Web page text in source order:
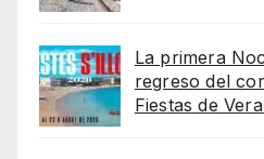
La primera
regreso del
Fiestas de